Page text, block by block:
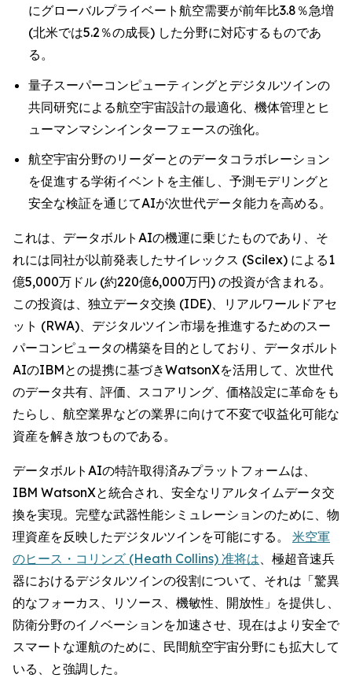
にグローバルプライベート航空需要が前年比3.8％急増
(北米では5.2％の成長) した分野に対応するものであ
る。
量子スーパーコンピューティングとデジタルツインの
共同研究による航空宇宙設計の最適化、機体管理とヒ
ューマンマシンインターフェースの強化。
航空宇宙分野のリーダーとのデータコラボレーション
を促進する学術イベントを主催し、予測モデリングと
安全な検証を通じてAIが次世代データ能力を高める。
これは、データボルトAIの機運に乗じたものであり、そ
れには同社が以前発表したサイレックス (Scilex) による1
億5,000万ドル (約220億6,000万円) の投資が含まれる。
この投資は、独立データ交換 (IDE)、リアルワールドアセ
ット (RWA)、デジタルツイン市場を推進するためのスー
パーコンピュータの構築を目的としており、データボルト
AIのIBMとの提携に基づきWatsonXを活用して、次世代
のデータ共有、評価、スコアリング、価格設定に革命をも
たらし、航空業界などの業界に向けて不変で収益化可能な
資産を解き放つものである。
データボルトAIの特許取得済みプラットフォームは、
IBM WatsonXと統合され、安全なリアルタイムデータ交
換を実現。完璧な武器性能シミュレーションのために、物
理資産を反映したデジタルツインを可能にする。 米空軍
のヒース・コリンズ (Heath Collins) 准将は、極超音速兵
器におけるデジタルツインの役割について、それは「驚異
的なフォーカス、リソース、機敏性、開放性」を提供し、
防衛分野のイノベーションを加速させ、現在はより安全で
スマートな運航のために、民間航空宇宙分野にも拡大して
いる、と強調した。